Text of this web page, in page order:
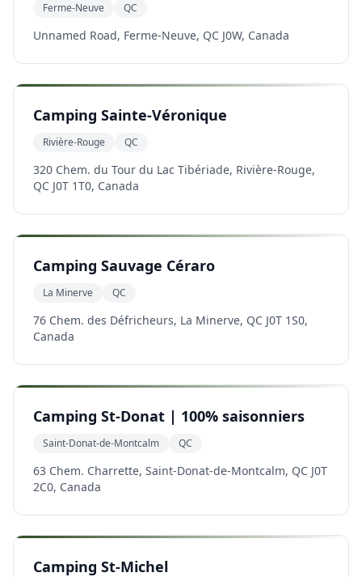
Ferme-Neuve QC
Unnamed Road, Ferme-Neuve, QC J0W, Canada
Camping Sainte-Véronique
Rivière-Rouge QC
320 Chem. du Tour du Lac Tibériade, Rivière-Rouge,
QC J0T 1T0, Canada
Camping Sauvage Céraro
La Minerve QC
76 Chem. des Défricheurs, La Minerve, QC J0T 1S0,
Canada
Camping St-Donat | 100% saisonniers
Saint-Donat-de-Montcalm QC
63 Chem. Charrette, Saint-Donat-de-Montcalm, QC J0T
2C0, Canada
Camping St-Michel